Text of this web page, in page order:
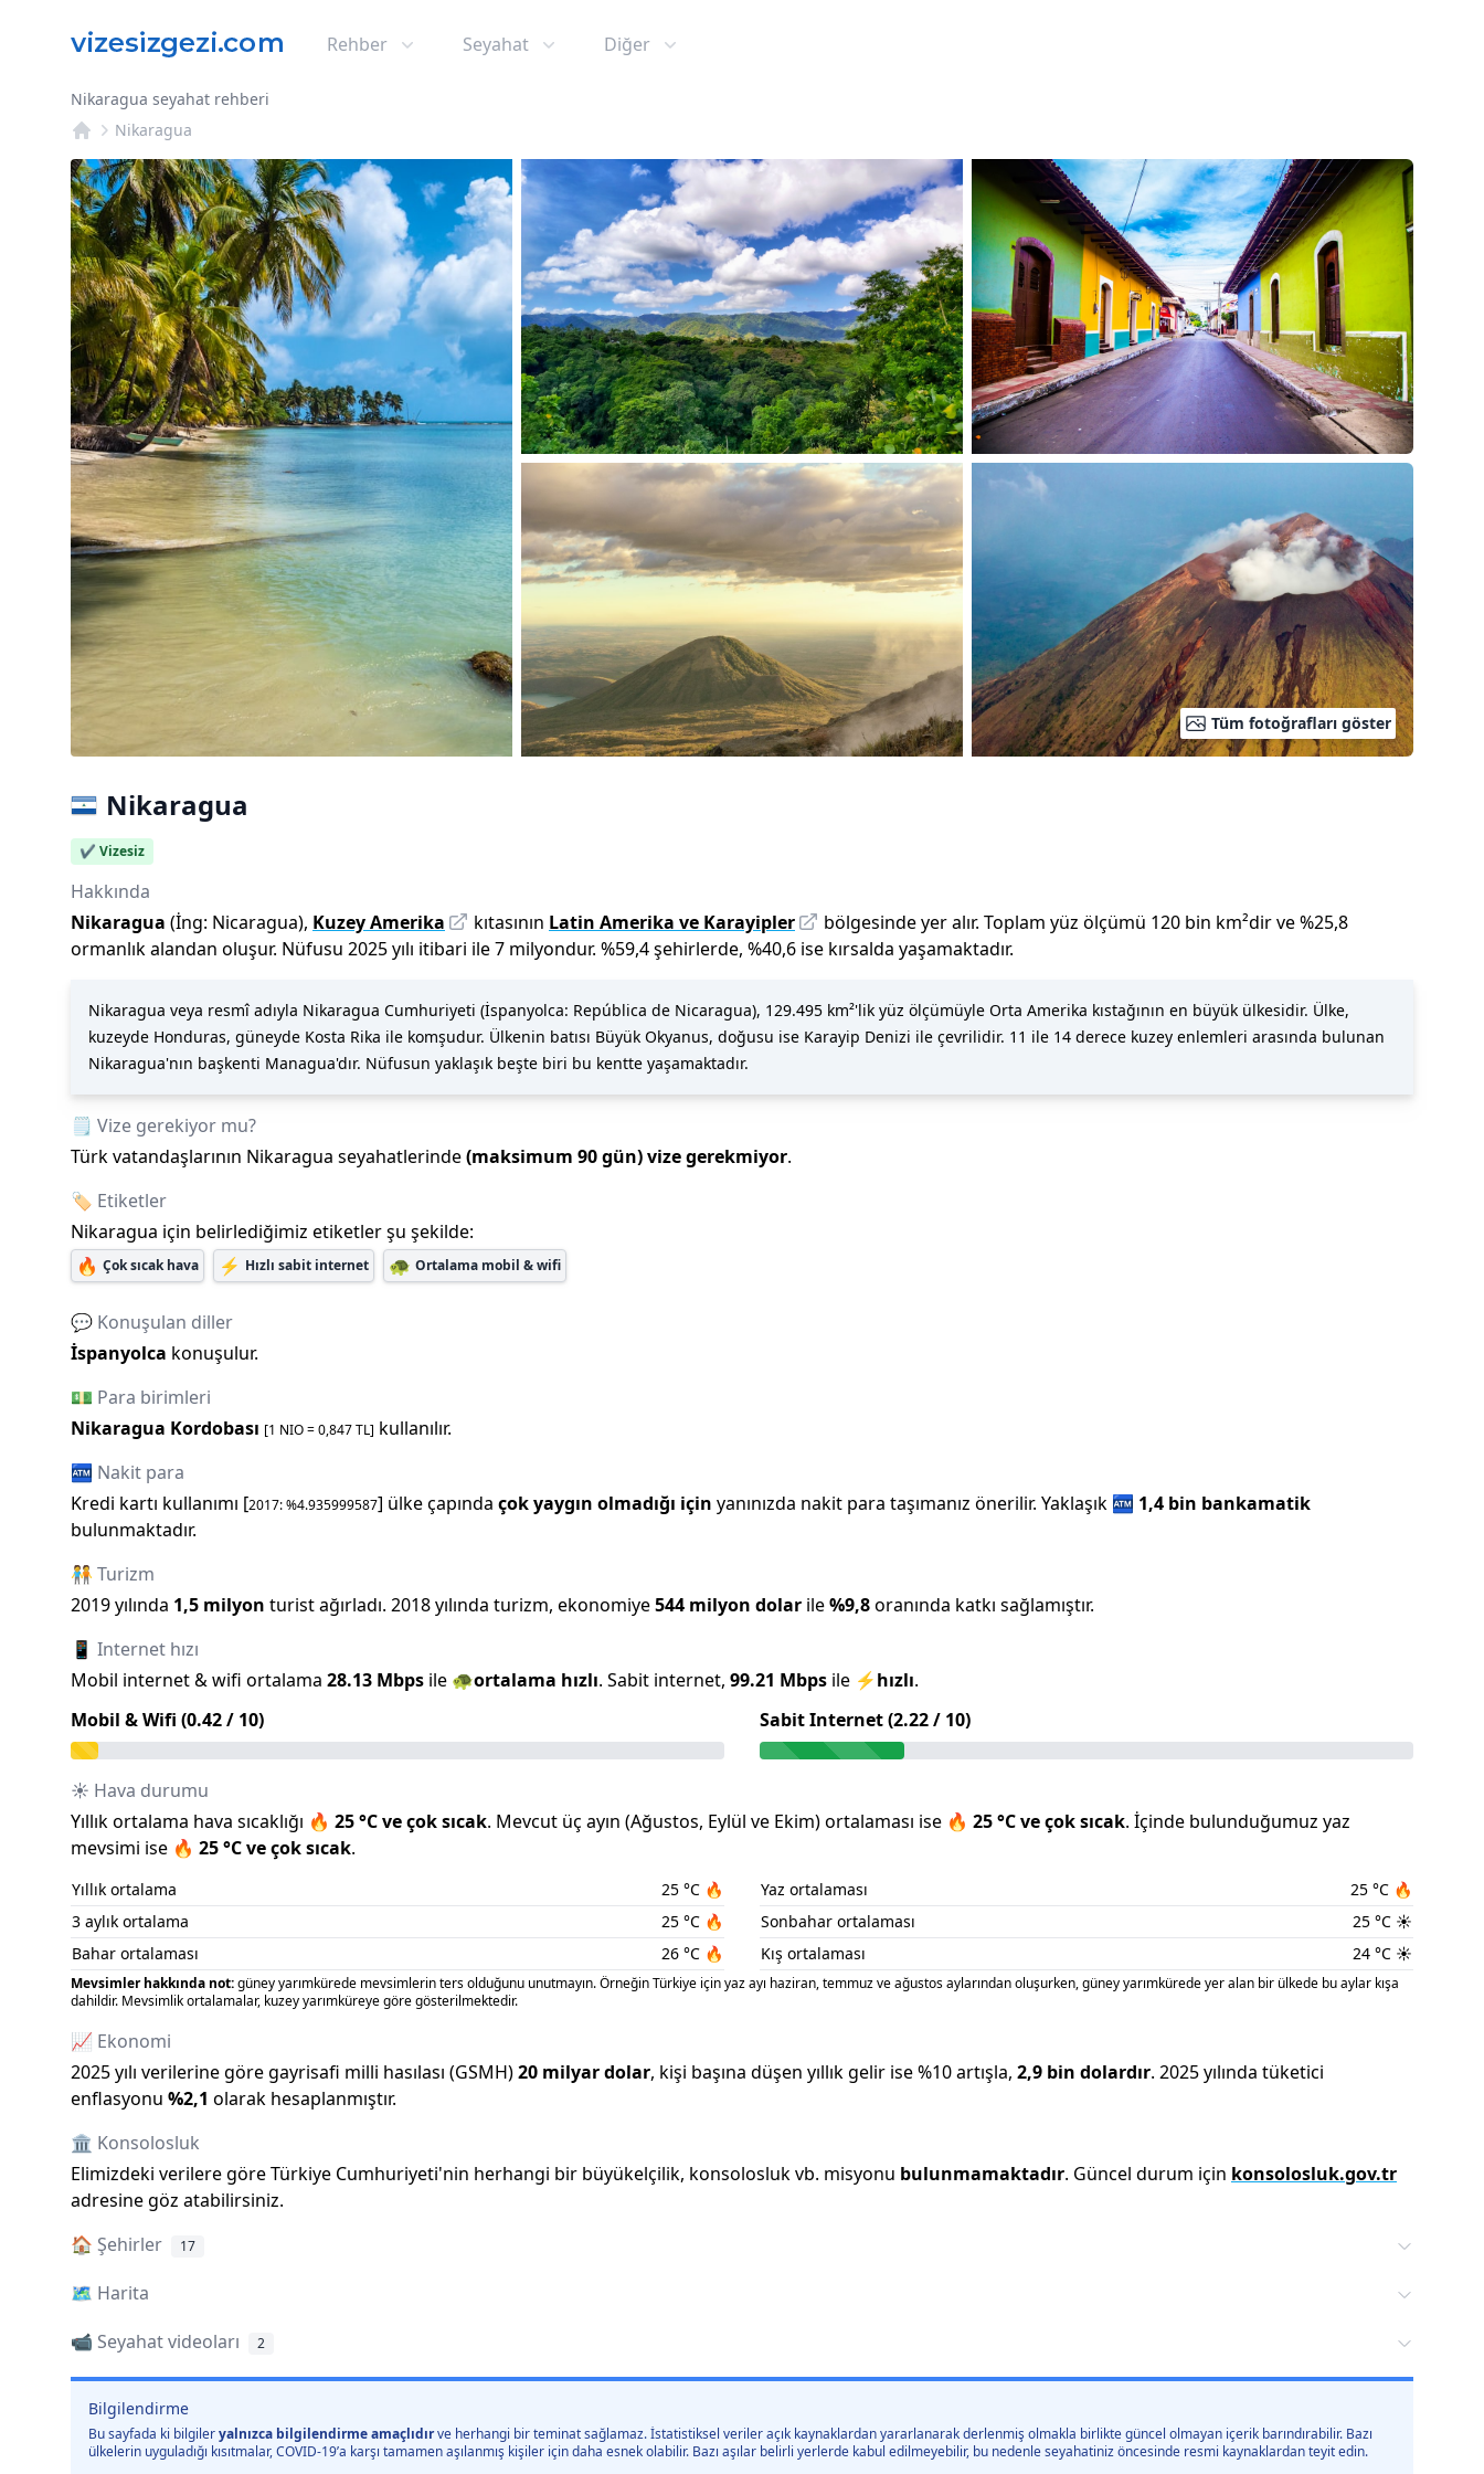
Rehber Seyahat Diğer
Nikaragua seyahat rehberi
Nikaragua
Tüm fotoğrafları göster
Nikaragua
✔️ Vizesiz
Hakkında
Nikaragua (İng: Nicaragua), Kuzey Amerika kıtasının Latin Amerika ve Karayipler bölgesinde yer alır. Toplam yüz ölçümü 120 bin km²dirve%25,8
ormanlık alandan oluşur. Nüfusu 2025yılı itibari ile7 milyondur. %59,4şehirlerde, %40,6 ise kırsalda yaşamaktadır.
Nikaragua veya resmî adıyla Nikaragua Cumhuriyeti (İspanyolca: República de Nicaragua), 129.495 km²'lik yüz ölçümüyle Orta Amerika kıstağının en büyük ülkesidir. Ülke,
kuzeyde Honduras, güneyde Kosta Rika ile komşudur. Ülkenin batısı Büyük Okyanus, doğusu ise Karayip Denizi ile çevrilidir. 11 ile 14 derece kuzey enlemleri arasında bulunan
Nikaragua'nın başkenti Managua'dır. Nüfusun yaklaşık beşte biri bu kentte yaşamaktadır.
🗒️ Vize gerekiyor mu?
Türk vatandaşlarının Nikaragua seyahatlerinde(maksimum 90gün)vize gerekmiyor.
🏷️ Etiketler
Nikaragua için belirlediğimiz etiketler şu şekilde:
🔥 Çok sıcak hava ⚡ Hızlı sabit internet 🐢 Ortalama mobil & wifi
💬 Konuşulan diller
İspanyolca konuşulur.
💵 Para birimleri
Nikaragua Kordobası [1 NIO=0,847TL] kullanılır.
🏧 Nakit para
Kredi kartı kullanımı [2017: %4.935999587] ülke çapında çok yaygın olmadığı için yanınızda nakit para taşımanız önerilir. Yaklaşık 🏧 1,4 bin bankamatik
bulunmaktadır.
🧑‍🤝‍🧑 Turizm
2019yılında 1,5 milyon turist ağırladı. 2018yılında turizm, ekonomiye544 milyon dolar ile%9,8oranında katkı sağlamıştır.
📱 Internet hızı
Mobil internet & wifi ortalama 28.13 Mbps ile 🐢ortalama hızlı. Sabit internet, 99.21 Mbps ile ⚡hızlı.
Mobil & Wifi (0.42/ 10) Sabit Internet (2.22/ 10)
☀️ Hava durumu
Yıllık ortalama hava sıcaklığı 🔥 25°C veçok sıcak. Mevcut üç ayın (Ağustos, Eylül ve Ekim) ortalaması ise 🔥 25°C veçok sıcak. İçinde bulunduğumuz yaz
mevsimi ise 🔥 25°C veçok sıcak.
Yıllık ortalama 25 °C 🔥
3 aylık ortalama
25 °C 🔥
Bahar ortalaması
26 °C 🔥
Yaz ortalaması 25 °C 🔥
Sonbahar ortalaması
25 °C ☀️
Kış ortalaması
24 °C ☀️
Mevsimler hakkında not:güney yarımkürede mevsimlerin ters olduğunu unutmayın. Örneğin Türkiye için yaz ayı haziran, temmuz ve ağustos aylarından oluşurken, güney yarımkürede yer alan bir ülkede bu aylar kışa
dahildir. Mevsimlik ortalamalar, kuzey yarımküreye göre gösterilmektedir.
📈 Ekonomi
2025yılı verilerine göre gayrisafi milli hasılası (GSMH)20 milyardolar, kişi başına düşen yıllık gelir ise %10artışla, 2,9 bin dolardır. 2025yılında tüketici
enflasyonu %2,1 olarak hesaplanmıştır.
🏛️ Konsolosluk
Elimizdeki verilere göre Türkiye Cumhuriyeti'nin herhangi bir büyükelçilik, konsolosluk vb. misyonu bulunmamaktadır. Güncel durum için konsolosluk.gov.tr
adresine göz atabilirsiniz.
🏠 Şehirler 17
🗺️ Harita
📹 Seyahat videoları
2
Bilgilendirme
Bu sayfada ki bilgileryalnızca bilgilendirme amaçlıdırve herhangi bir teminat sağlamaz. İstatistiksel veriler açık kaynaklardan yararlanarak derlenmiş olmakla birlikte güncel olmayan içerik barındırabilir. Bazı
ülkelerin uyguladığı kısıtmalar, COVID-19’a karşı tamamen aşılanmış kişiler için daha esnek olabilir. Bazı aşılar belirli yerlerde kabul edilmeyebilir, bu nedenle seyahatiniz öncesinde resmi kaynaklardan teyit edin.